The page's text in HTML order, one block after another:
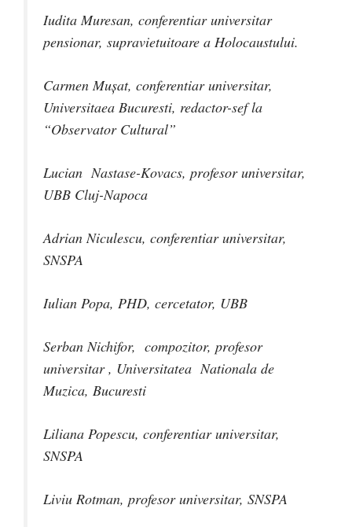
Iudita Muresan, conferentiar universitar
pensionar, supravietuitoare a Holocaustului.
Carmen Mușat, conferentiar universitar,
Universitaea Bucuresti, redactor-sef la
“Observator Cultural”
Lucian Nastase-Kovacs, profesor universitar,
UBB Cluj-Napoca
Adrian Niculescu, conferentiar universitar,
SNSPA
Iulian Popa, PHD, cercetator, UBB
Serban Nichifor, compozitor, profesor
universitar , Universitatea Nationala de
Muzica, Bucuresti
Liliana Popescu, conferentiar universitar,
SNSPA
Liviu Rotman, profesor universitar, SNSPA